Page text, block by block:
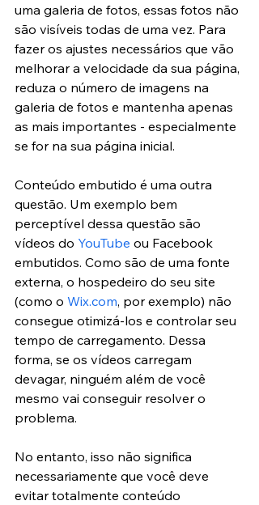
uma galeria de fotos, essas fotos não
são visíveis todas de uma vez. Para
fazer os ajustes necessários que vão
melhorar a velocidade da sua página,
reduza o número de imagens na
galeria de fotos e mantenha apenas
as mais importantes - especialmente
se for na sua página inicial.
Conteúdo embutido é uma outra
questão. Um exemplo bem
perceptível dessa questão são
vídeos do YouTube ou Facebook
embutidos. Como são de uma fonte
externa, o hospedeiro do seu site
(como o Wix.com, por exemplo) não
consegue otimizá-los e controlar seu
tempo de carregamento. Dessa
forma, se os vídeos carregam
devagar, ninguém além de você
mesmo vai conseguir resolver o
problema.
No entanto, isso não significa
necessariamente que você deve
evitar totalmente conteúdo